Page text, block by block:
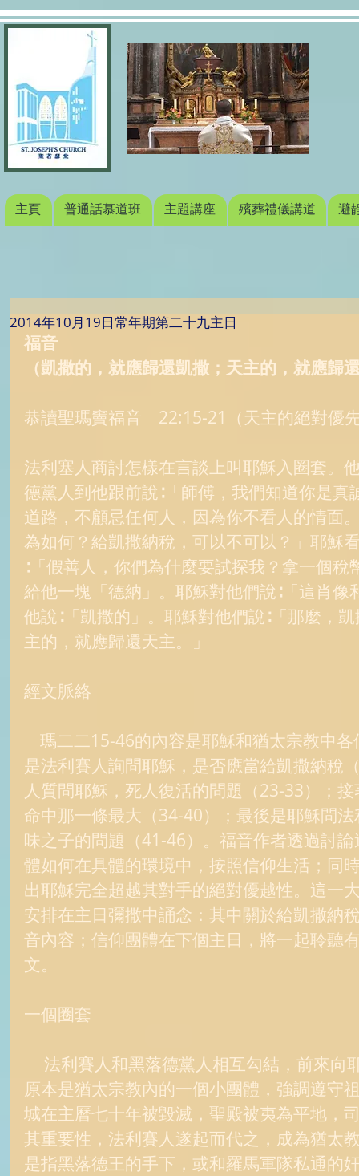
主頁 普通話慕道班 主題講座 殯葬禮儀講道 避
2014年10月19日常年期第二十九主日
福音
（凱撒的，就應歸還凱撒；天主的，就應歸
恭讀聖瑪竇福音　22:15-21（天主的絕對優
法利塞人商討怎樣在言談上叫耶穌入圈套。
德黨人到他跟前說∶「師傅，我們知道你是
道路，不顧忌任何人，因為你不看人的情面
為如何？給凱撒納稅，可以不可以？」耶穌
∶「假善人，你們為什麼要試探我？拿一個
給他一塊「德納」。耶穌對他們說∶「這肖
他說∶「凱撒的」。耶穌對他們說∶「那麼，
主的，就應歸還天主。」
經文脈絡
是法利賽人詢問耶穌，是否應當給凱撒納稅
人質問耶穌，死人復活的問題（23-33）；
命中那一條最大（34-40）；最後是耶穌問
味之子的問題（41-46）。福音作者透過討
體如何在具體的環境中，按照信仰生活；同
出耶穌完全超越其對手的絕對優越性。這一
安排在主日彌撒中誦念：其中關於給凱撒納
音內容；信仰團體在下個主日，將一起聆聽
文。
一個圈套
原本是猶太宗教內的一個小團體，強調遵守
城在主曆七十年被毀滅，聖殿被夷為平地，
其重要性，法利賽人遂起而代之，成為猶太
是指黑落德王的手下，或和羅馬軍隊私通的